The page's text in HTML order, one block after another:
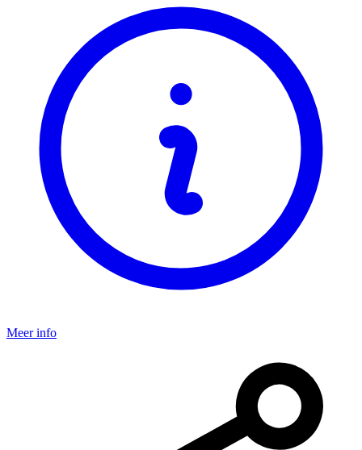
Meer info